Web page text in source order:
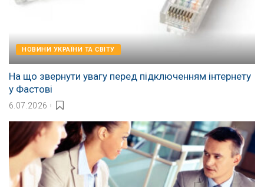
НОВИНИ УКРАЇНИ ТА СВІТУ
На що звернути увагу перед підключенням інтернету
у Фастові
6.07.2026